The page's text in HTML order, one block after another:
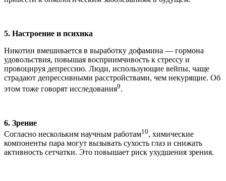
5. Настроение и психика
Никотин вмешивается в выработку дофамина — гормона
удовольствия, повышая восприимчивость к стрессу и
провоцируя депрессию. Люди, использующие вейпы, чаще
страдают депрессивными расстройствами, чем некурящие. Об
этом тоже говорят исследования9.
6. Зрение
Согласно нескольким научным работам10, химические
компоненты пара могут вызывать сухость глаз и снижать
активность сетчатки. Это повышает риск ухудшения зрения.